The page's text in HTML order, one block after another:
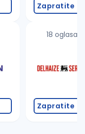
Zapratite
18 oglasa
Zapratite